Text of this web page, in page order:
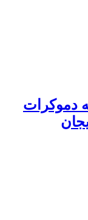
دموکرات